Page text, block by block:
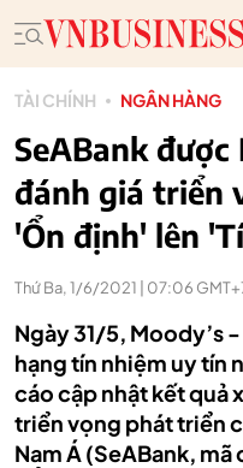
TÀI CHÍNH NGÂN HÀNG
SeABank được
đánh giá triển
'Ổn định' lên
Thứ Ba, 1/6/2021 | 07:06
Ngày 31/5, Moody’s
hạng tín nhiệm uy tín
cáo cập nhật kết quả
triển vọng phát triển
Nam Á (SeABank,